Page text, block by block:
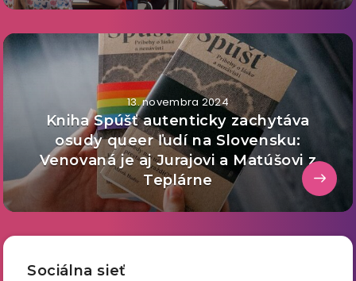
13. novembra 2024
Kniha Spúšť autenticky zachytáva
osudy queer ľudí na Slovensku:
Venovaná je aj Jurajovi a Matúšovi z
Teplárne
Sociálna sieť